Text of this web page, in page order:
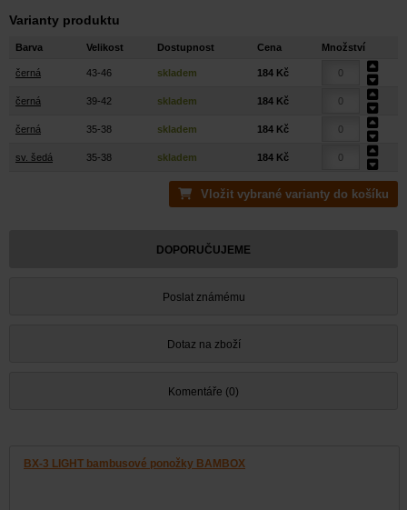
Varianty produktu
Barva Velikost Dostupnost Cena Množství
černá 43-46 skladem 184 Kč
černá 39-42 skladem 184 Kč
černá 35-38 skladem 184 Kč
sv. šedá 35-38 skladem 184 Kč
Vložit vybrané varianty do košíku
DOPORUČUJEME
Poslat známému
Dotaz na zboží
Komentáře (0)
BX-3 LIGHT bambusové ponožky BAMBOX